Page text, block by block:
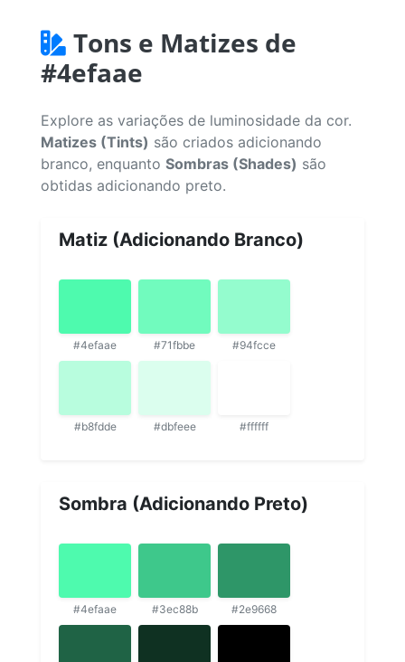
Tons e Matizes de
#4efaae
Explore as variações de luminosidade da cor.
Matizes (Tints) são criados adicionando
branco, enquanto Sombras (Shades) são
obtidas adicionando preto.
Matiz (Adicionando Branco)
#4efaae #71fbbe #94fcce
#b8fdde #dbfeee #ffffff
Sombra (Adicionando Preto)
#4efaae #3ec88b #2e9668